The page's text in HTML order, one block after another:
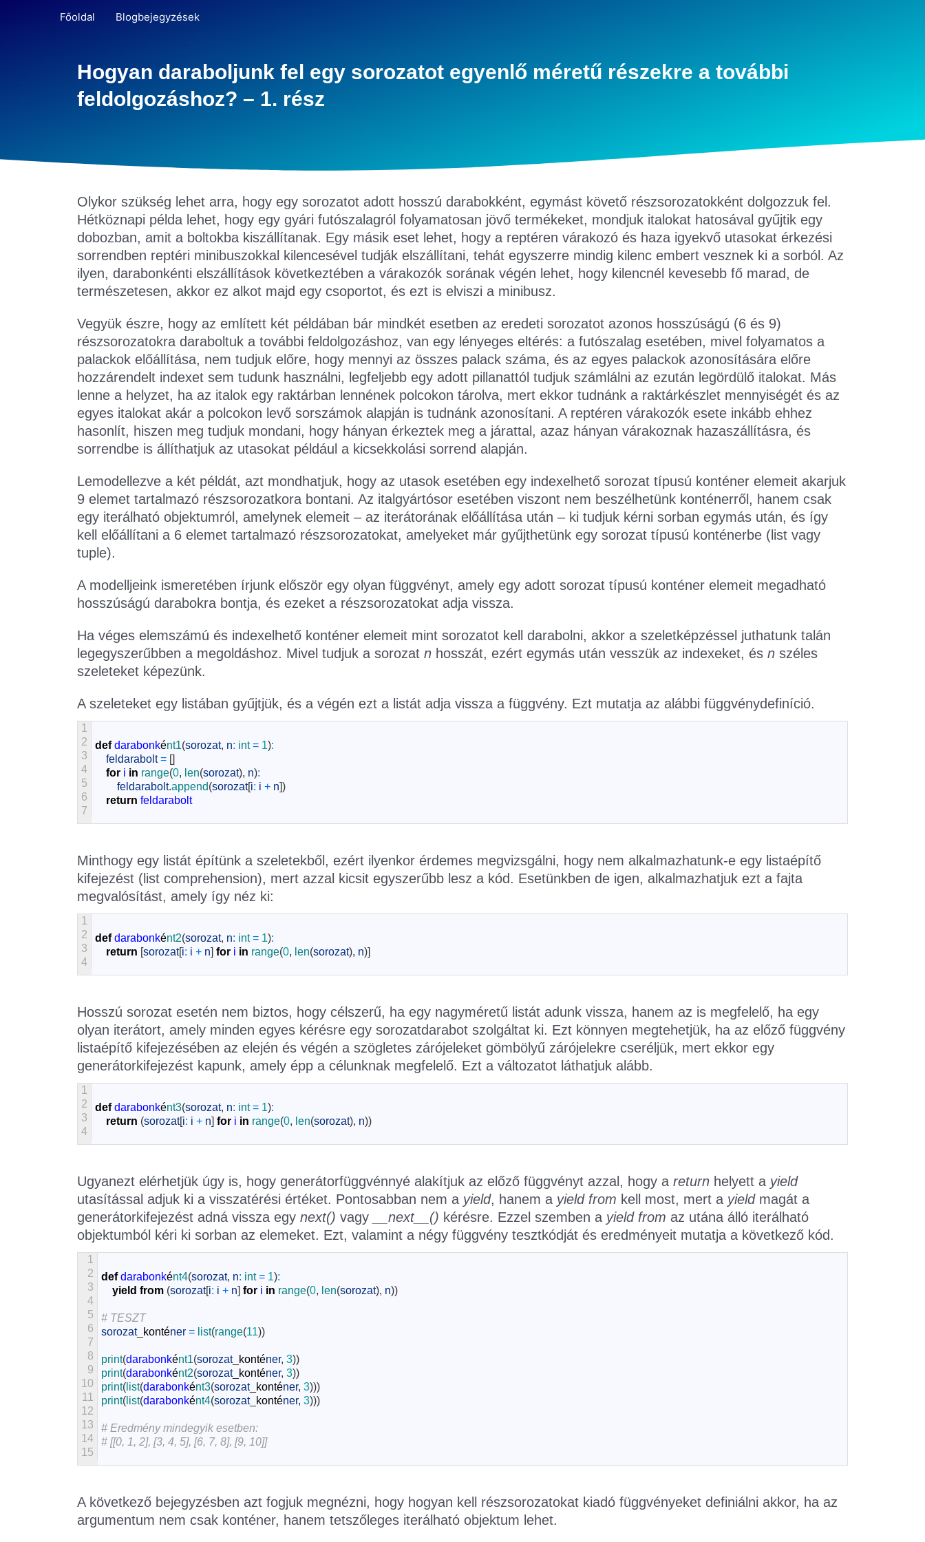
Főoldal Blogbejegyzések
Hogyan daraboljunk fel egy sorozatot egyenlő méretű részekre a további
feldolgozáshoz? – 1. rész
Olykor szükség lehet arra, hogy egy sorozatot adott hosszú darabokként, egymást követő részsorozatokként dolgozzuk fel.
Hétköznapi példa lehet, hogy egy gyári futószalagról folyamatosan jövő termékeket, mondjuk italokat hatosával gyűjtik egy
dobozban, amit a boltokba kiszállítanak. Egy másik eset lehet, hogy a reptéren várakozó és haza igyekvő utasokat érkezési
sorrendben reptéri minibuszokkal kilencesével tudják elszállítani, tehát egyszerre mindig kilenc embert vesznek ki a sorból. Az
ilyen, darabonkénti elszállítások következtében a várakozók sorának végén lehet, hogy kilencnél kevesebb fő marad, de
természetesen, akkor ez alkot majd egy csoportot, és ezt is elviszi a minibusz.
Vegyük észre, hogy az említett két példában bár mindkét esetben az eredeti sorozatot azonos hosszúságú (6 és 9)
részsorozatokra daraboltuk a további feldolgozáshoz, van egy lényeges eltérés: a futószalag esetében, mivel folyamatos a
palackok előállítása, nem tudjuk előre, hogy mennyi az összes palack száma, és az egyes palackok azonosítására előre
hozzárendelt indexet sem tudunk használni, legfeljebb egy adott pillanattól tudjuk számlálni az ezután legördülő italokat. Más
lenne a helyzet, ha az italok egy raktárban lennének polcokon tárolva, mert ekkor tudnánk a raktárkészlet mennyiségét és az
egyes italokat akár a polcokon levő sorszámok alapján is tudnánk azonosítani. A reptéren várakozók esete inkább ehhez
hasonlít, hiszen meg tudjuk mondani, hogy hányan érkeztek meg a járattal, azaz hányan várakoznak hazaszállításra, és
sorrendbe is állíthatjuk az utasokat például a kicsekkolási sorrend alapján.
Lemodellezve a két példát, azt mondhatjuk, hogy az utasok esetében egy indexelhető sorozat típusú konténer elemeit akarjuk
9 elemet tartalmazó részsorozatkora bontani. Az italgyártósor esetében viszont nem beszélhetünk konténerről, hanem csak
egy iterálható objektumról, amelynek elemeit – az iterátorának előállítása után – ki tudjuk kérni sorban egymás után, és így
kell előállítani a 6 elemet tartalmazó részsorozatokat, amelyeket már gyűjthetünk egy sorozat típusú konténerbe (list vagy
tuple).
A modelljeink ismeretében írjunk először egy olyan függvényt, amely egy adott sorozat típusú konténer elemeit megadható
hosszúságú darabokra bontja, és ezeket a részsorozatokat adja vissza.
Ha véges elemszámú és indexelhető konténer elemeit mint sorozatot kell darabolni, akkor a szeletképzéssel juthatunk talán
legegyszerűbben a megoldáshoz. Mivel tudjuk a sorozat n hosszát, ezért egymás után vesszük az indexeket, és n széles
szeleteket képezünk.
A szeleteket egy listában gyűjtjük, és a végén ezt a listát adja vissza a függvény. Ezt mutatja az alábbi függvénydefiníció.
1
2
3
4
5
6
7
def darabonként1(sorozat, n: int = 1):
feldarabolt = []
for i in range(0, len(sorozat), n):
feldarabolt.append(sorozat[i: i + n])
return feldarabolt
Minthogy egy listát építünk a szeletekből, ezért ilyenkor érdemes megvizsgálni, hogy nem alkalmazhatunk-e egy listaépítő
kifejezést (list comprehension), mert azzal kicsit egyszerűbb lesz a kód. Esetünkben de igen, alkalmazhatjuk ezt a fajta
megvalósítást, amely így néz ki:
1
2
3
4
def darabonként2(sorozat, n: int = 1):
return [sorozat[i: i + n] for i in range(0, len(sorozat), n)]
Hosszú sorozat esetén nem biztos, hogy célszerű, ha egy nagyméretű listát adunk vissza, hanem az is megfelelő, ha egy
olyan iterátort, amely minden egyes kérésre egy sorozatdarabot szolgáltat ki. Ezt könnyen megtehetjük, ha az előző függvény
listaépítő kifejezésében az elején és végén a szögletes zárójeleket gömbölyű zárójelekre cseréljük, mert ekkor egy
generátorkifejezést kapunk, amely épp a célunknak megfelelő. Ezt a változatot láthatjuk alább.
1
2
3
4
def darabonként3(sorozat, n: int = 1):
return (sorozat[i: i + n] for i in range(0, len(sorozat), n))
Ugyanezt elérhetjük úgy is, hogy generátorfüggvénnyé alakítjuk az előző függvényt azzal, hogy a return helyett a yield
utasítással adjuk ki a visszatérési értéket. Pontosabban nem a yield, hanem a yield from kell most, mert a yield magát a
generátorkifejezést adná vissza egy next() vagy __next__() kérésre. Ezzel szemben a yield from az utána álló iterálható
objektumból kéri ki sorban az elemeket. Ezt, valamint a négy függvény tesztkódját és eredményeit mutatja a következő kód.
1
2
3
4
5
6
7
8
9
10
11
12
13
14
15
def darabonként4(sorozat, n: int = 1):
yield from (sorozat[i: i + n] for i in range(0, len(sorozat), n))
# TESZT
sorozat_ konténer = list(range(11))
print(darabonként1(sorozat_ konténer, 3))
print(darabonként2(sorozat_ konténer, 3))
print( list(darabonként3(sorozat_ konténer, 3)))
print( list(darabonként4(sorozat_ konténer, 3)))
# Eredmény mindegyik esetben:
# [[0, 1, 2], [3, 4, 5], [6, 7, 8], [9, 10]]
A következő bejegyzésben azt fogjuk megnézni, hogy hogyan kell részsorozatokat kiadó függvényeket definiálni akkor, ha az
argumentum nem csak konténer, hanem tetszőleges iterálható objektum lehet.